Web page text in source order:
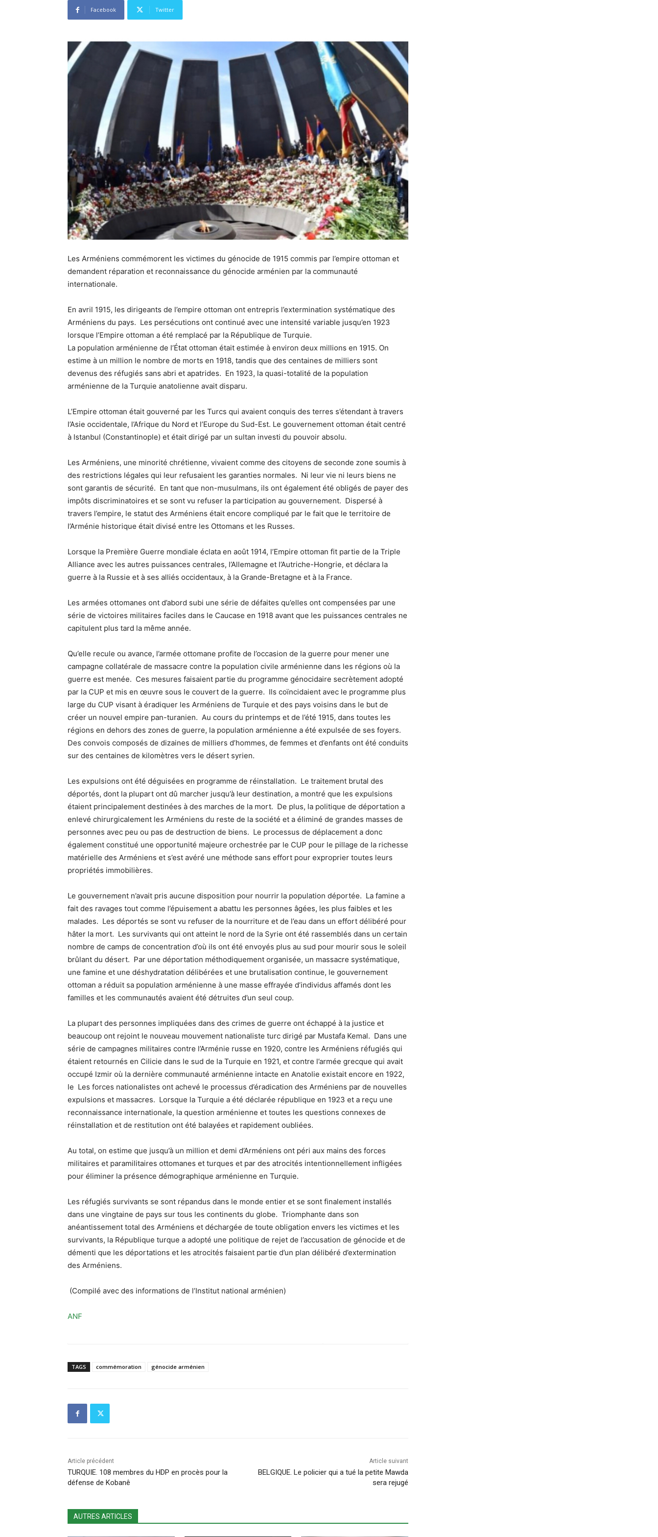
Facebook Twitter
Les Arméniens commémorent les victimes du génocide de 1915 commis par l’empire ottoman et
demandent réparation et reconnaissance du génocide arménien par la communauté
internationale.
En avril 1915, les dirigeants de l’empire ottoman ont entrepris l’extermination systématique des
Arméniens du pays. Les persécutions ont continué avec une intensité variable jusqu’en 1923
lorsque l’Empire ottoman a été remplacé par la République de Turquie.
La population arménienne de l’État ottoman était estimée à environ deux millions en 1915. On
estime à un million le nombre de morts en 1918, tandis que des centaines de milliers sont
devenus des réfugiés sans abri et apatrides. En 1923, la quasi-totalité de la population
arménienne de la Turquie anatolienne avait disparu.
L’Empire ottoman était gouverné par les Turcs qui avaient conquis des terres s’étendant à travers
l’Asie occidentale, l’Afrique du Nord et l’Europe du Sud-Est. Le gouvernement ottoman était centré
à Istanbul (Constantinople) et était dirigé par un sultan investi du pouvoir absolu.
Les Arméniens, une minorité chrétienne, vivaient comme des citoyens de seconde zone soumis à
des restrictions légales qui leur refusaient les garanties normales. Ni leur vie ni leurs biens ne
sont garantis de sécurité. En tant que non-musulmans, ils ont également été obligés de payer des
impôts discriminatoires et se sont vu refuser la participation au gouvernement. Dispersé à
travers l’empire, le statut des Arméniens était encore compliqué par le fait que le territoire de
l’Arménie historique était divisé entre les Ottomans et les Russes.
Lorsque la Première Guerre mondiale éclata en août 1914, l’Empire ottoman fit partie de la Triple
Alliance avec les autres puissances centrales, l’Allemagne et l’Autriche-Hongrie, et déclara la
guerre à la Russie et à ses alliés occidentaux, à la Grande-Bretagne et à la France.
Les armées ottomanes ont d’abord subi une série de défaites qu’elles ont compensées par une
série de victoires militaires faciles dans le Caucase en 1918 avant que les puissances centrales ne
capitulent plus tard la même année.
Qu’elle recule ou avance, l’armée ottomane profite de l’occasion de la guerre pour mener une
campagne collatérale de massacre contre la population civile arménienne dans les régions où la
guerre est menée. Ces mesures faisaient partie du programme génocidaire secrètement adopté
par la CUP et mis en œuvre sous le couvert de la guerre. Ils coïncidaient avec le programme plus
large du CUP visant à éradiquer les Arméniens de Turquie et des pays voisins dans le but de
créer un nouvel empire pan-turanien. Au cours du printemps et de l’été 1915, dans toutes les
régions en dehors des zones de guerre, la population arménienne a été expulsée de ses foyers.
Des convois composés de dizaines de milliers d’hommes, de femmes et d’enfants ont été conduits
sur des centaines de kilomètres vers le désert syrien.
Les expulsions ont été déguisées en programme de réinstallation. Le traitement brutal des
déportés, dont la plupart ont dû marcher jusqu’à leur destination, a montré que les expulsions
étaient principalement destinées à des marches de la mort. De plus, la politique de déportation a
enlevé chirurgicalement les Arméniens du reste de la société et a éliminé de grandes masses de
personnes avec peu ou pas de destruction de biens. Le processus de déplacement a donc
également constitué une opportunité majeure orchestrée par le CUP pour le pillage de la richesse
matérielle des Arméniens et s’est avéré une méthode sans effort pour exproprier toutes leurs
propriétés immobilières.
Le gouvernement n’avait pris aucune disposition pour nourrir la population déportée. La famine a
fait des ravages tout comme l’épuisement a abattu les personnes âgées, les plus faibles et les
malades. Les déportés se sont vu refuser de la nourriture et de l’eau dans un effort délibéré pour
hâter la mort. Les survivants qui ont atteint le nord de la Syrie ont été rassemblés dans un certain
nombre de camps de concentration d’où ils ont été envoyés plus au sud pour mourir sous le soleil
brûlant du désert. Par une déportation méthodiquement organisée, un massacre systématique,
une famine et une déshydratation délibérées et une brutalisation continue, le gouvernement
ottoman a réduit sa population arménienne à une masse effrayée d’individus affamés dont les
familles et les communautés avaient été détruites d’un seul coup.
La plupart des personnes impliquées dans des crimes de guerre ont échappé à la justice et
beaucoup ont rejoint le nouveau mouvement nationaliste turc dirigé par Mustafa Kemal. Dans une
série de campagnes militaires contre l’Arménie russe en 1920, contre les Arméniens réfugiés qui
étaient retournés en Cilicie dans le sud de la Turquie en 1921, et contre l’armée grecque qui avait
occupé Izmir où la dernière communauté arménienne intacte en Anatolie existait encore en 1922,
le Les forces nationalistes ont achevé le processus d’éradication des Arméniens par de nouvelles
expulsions et massacres. Lorsque la Turquie a été déclarée république en 1923 et a reçu une
reconnaissance internationale, la question arménienne et toutes les questions connexes de
réinstallation et de restitution ont été balayées et rapidement oubliées.
Au total, on estime que jusqu’à un million et demi d’Arméniens ont péri aux mains des forces
militaires et paramilitaires ottomanes et turques et par des atrocités intentionnellement infligées
pour éliminer la présence démographique arménienne en Turquie.
Les réfugiés survivants se sont répandus dans le monde entier et se sont finalement installés
dans une vingtaine de pays sur tous les continents du globe. Triomphante dans son
anéantissement total des Arméniens et déchargée de toute obligation envers les victimes et les
survivants, la République turque a adopté une politique de rejet de l’accusation de génocide et de
démenti que les déportations et les atrocités faisaient partie d’un plan délibéré d’extermination
des Arméniens.
(Compilé avec des informations de l’Institut national arménien)
ANF
TAGS commémoration génocide arménien
Article précédent
TURQUIE. 108 membres du HDP en procès pour la
défense de Kobanê
Article suivant
BELGIQUE. Le policier qui a tué la petite Mawda
sera rejugé
AUTRES ARTICLES